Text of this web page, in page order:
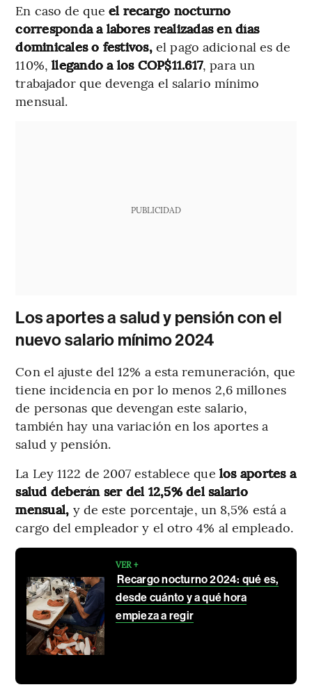
En caso de que el recargo nocturno
corresponda a labores realizadas en días
dominicales o festivos,el pago adicional es de
110%, llegando a los COP$11.617, para un
trabajador que devenga el salario mínimo
mensual.
PUBLICIDAD
Los aportes a salud y pensión con el
nuevo salario mínimo 2024
Con el ajuste del 12% a esta remuneración, que
tiene incidencia en por lo menos 2,6 millones
de personas que devengan este salario,
también hay una variación en los aportes a
salud y pensión.
La Ley 1122 de 2007 establece que los aportes a
salud deberán ser del 12,5% del salario
mensual, y de este porcentaje, un 8,5% está a
cargo del empleador y el otro 4% al empleado.
VER +
Recargo nocturno 2024: qué es,
desde cuánto y a qué hora
empieza a regir